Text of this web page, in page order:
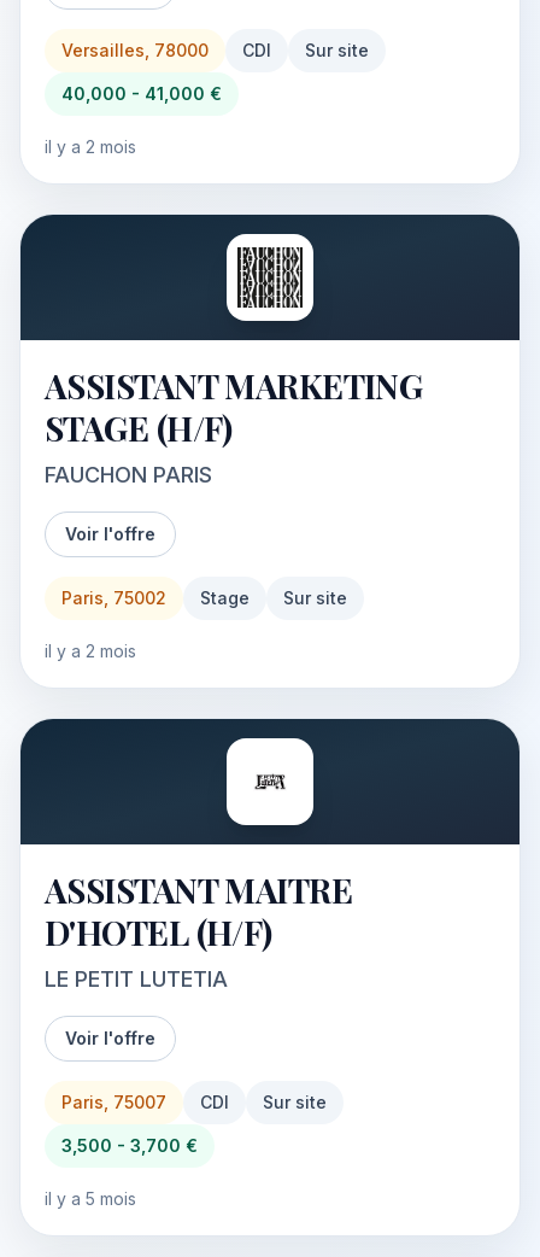
Versailles, 78000 CDI Sur site
40,000 - 41,000 €
il y a 2 mois
ASSISTANT MARKETING
STAGE (H/F)
FAUCHON PARIS
Voir l'offre
Paris, 75002 Stage Sur site
il y a 2 mois
ASSISTANT MAITRE
D'HOTEL (H/F)
LE PETIT LUTETIA
Voir l'offre
Paris, 75007 CDI Sur site
3,500 - 3,700 €
il y a 5 mois